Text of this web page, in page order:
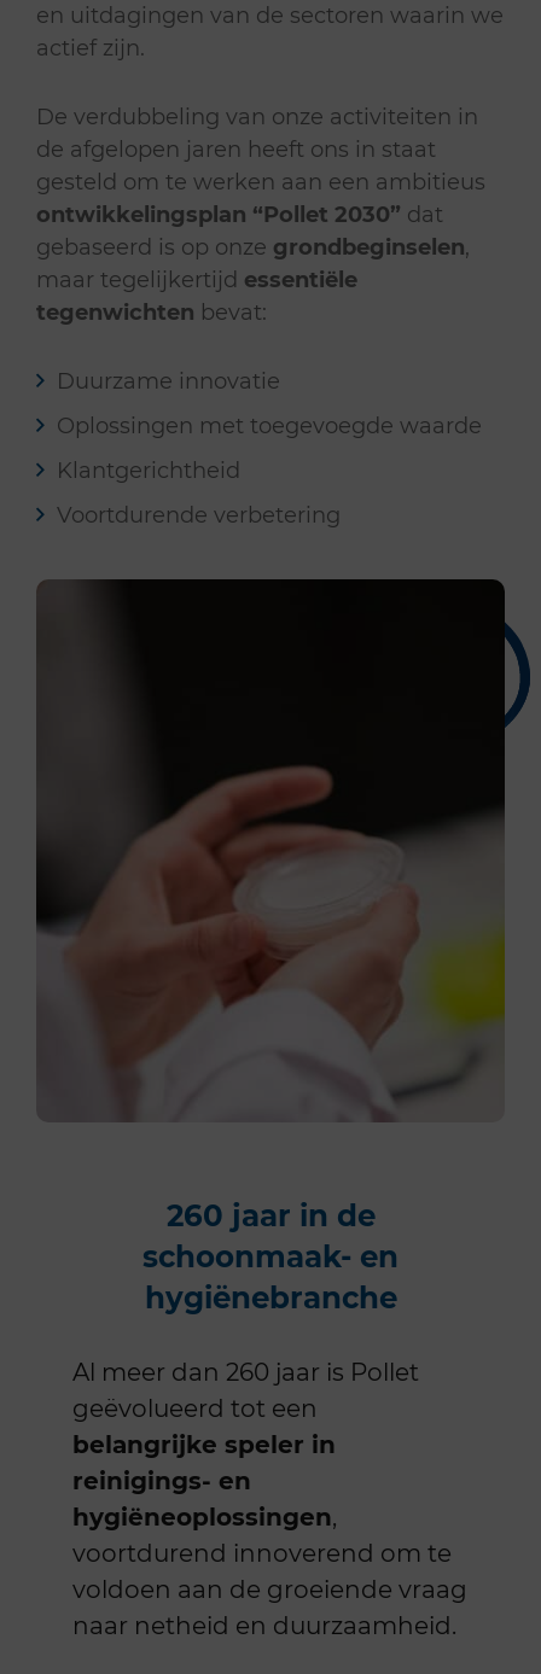
en uitdagingen van de sectoren waarin we
actief zijn.
De verdubbeling van onze activiteiten in
de afgelopen jaren heeft ons in staat
gesteld om te werken aan een ambitieus
ontwikkelingsplan “Pollet 2030” dat
gebaseerd is op onze grondbeginselen,
maar tegelijkertijd essentiële
tegenwichten bevat:
Duurzame innovatie
Oplossingen met toegevoegde waarde
Klantgerichtheid
Voortdurende verbetering
260 jaar in de
schoonmaak- en
hygiënebranche
Al meer dan 260 jaar is Pollet
geëvolueerd tot een
belangrijke speler in
reinigings- en
hygiëneoplossingen,
voortdurend innoverend om te
voldoen aan de groeiende vraag
naar netheid en duurzaamheid.